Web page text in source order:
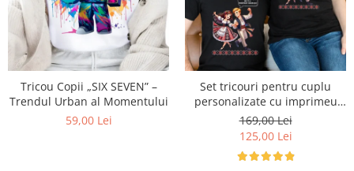
Cadouri pentru Doctori
Cadouri pentru Sfânta Maria
Martisoare
Tricou Copii „SIX SEVEN” –
Trendul Urban al Momentului
59,00 Lei
Set tricouri pentru cuplu
personalizate cu imprimeu
traditional Mandruta faina
VD24453
169,00 Lei
125,00 Lei